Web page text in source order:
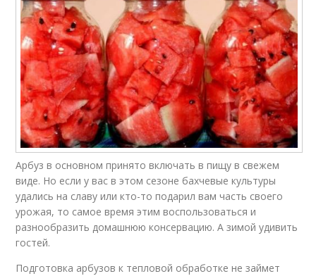
Арбуз в основном принято включать в пищу в свежем
виде. Но если у вас в этом сезоне бахчевые культуры
удались на славу или кто-то подарил вам часть своего
урожая, то самое время этим воспользоваться и
разнообразить домашнюю консервацию. А зимой удивить
гостей.
Подготовка арбузов к тепловой обработке не займет